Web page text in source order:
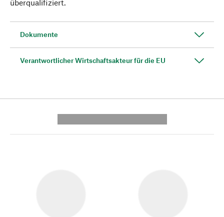
überqualifiziert.
Dokumente
Verantwortlicher Wirtschaftsakteur für die EU